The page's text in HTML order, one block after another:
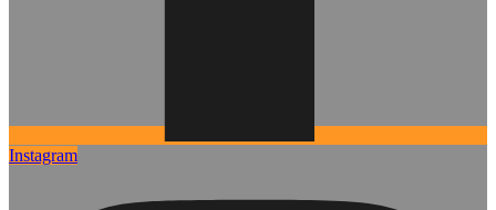
Instagram